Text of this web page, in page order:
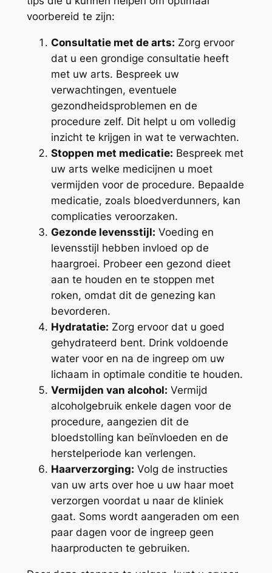
voorbereid te zijn:
Consultatie met de arts: Zorg ervoor
dat u een grondige consultatie heeft
met uw arts. Bespreek uw
verwachtingen, eventuele
gezondheidsproblemen en de
procedure zelf. Dit helpt u om volledig
inzicht te krijgen in wat te verwachten.
Stoppen met medicatie: Bespreek met
uw arts welke medicijnen u moet
vermijden voor de procedure. Bepaalde
medicatie, zoals bloedverdunners, kan
complicaties veroorzaken.
Gezonde levensstijl: Voeding en
levensstijl hebben invloed op de
haargroei. Probeer een gezond dieet
aan te houden en te stoppen met
roken, omdat dit de genezing kan
bevorderen.
Hydratatie: Zorg ervoor dat u goed
gehydrateerd bent. Drink voldoende
water voor en na de ingreep om uw
lichaam in optimale conditie te houden.
Vermijden van alcohol: Vermijd
alcoholgebruik enkele dagen voor de
procedure, aangezien dit de
bloedstolling kan beïnvloeden en de
herstelperiode kan verlengen.
Haarverzorging: Volg de instructies
van uw arts over hoe u uw haar moet
verzorgen voordat u naar de kliniek
gaat. Soms wordt aangeraden om een
paar dagen voor de ingreep geen
haarproducten te gebruiken.